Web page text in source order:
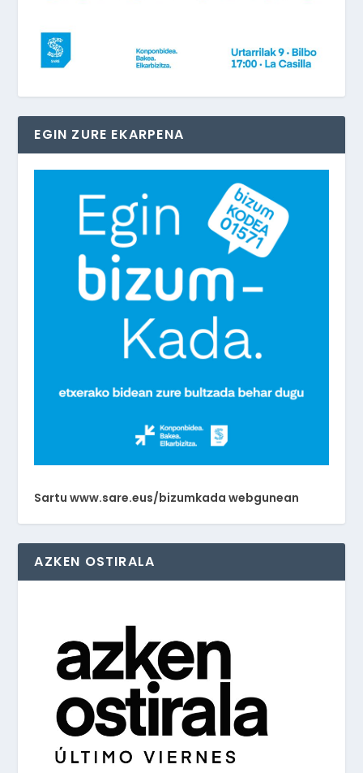
EGIN ZURE EKARPENA
Sartu www.sare.eus/bizumkada webgunean
AZKEN OSTIRALA